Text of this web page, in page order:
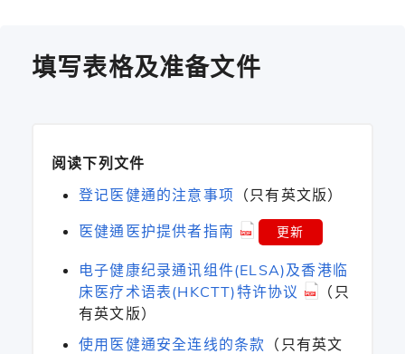
填写表格及准备文件
阅读下列文件
登记医健通的注意事项 （只有英文版）
医健通医护提供者指南
更新
电子健康纪录通讯组件(ELSA)及香港临
床医疗术语表(HKCTT)特许协议
（只
有英文版）
使用医健通安全连线的条款
（只有英文